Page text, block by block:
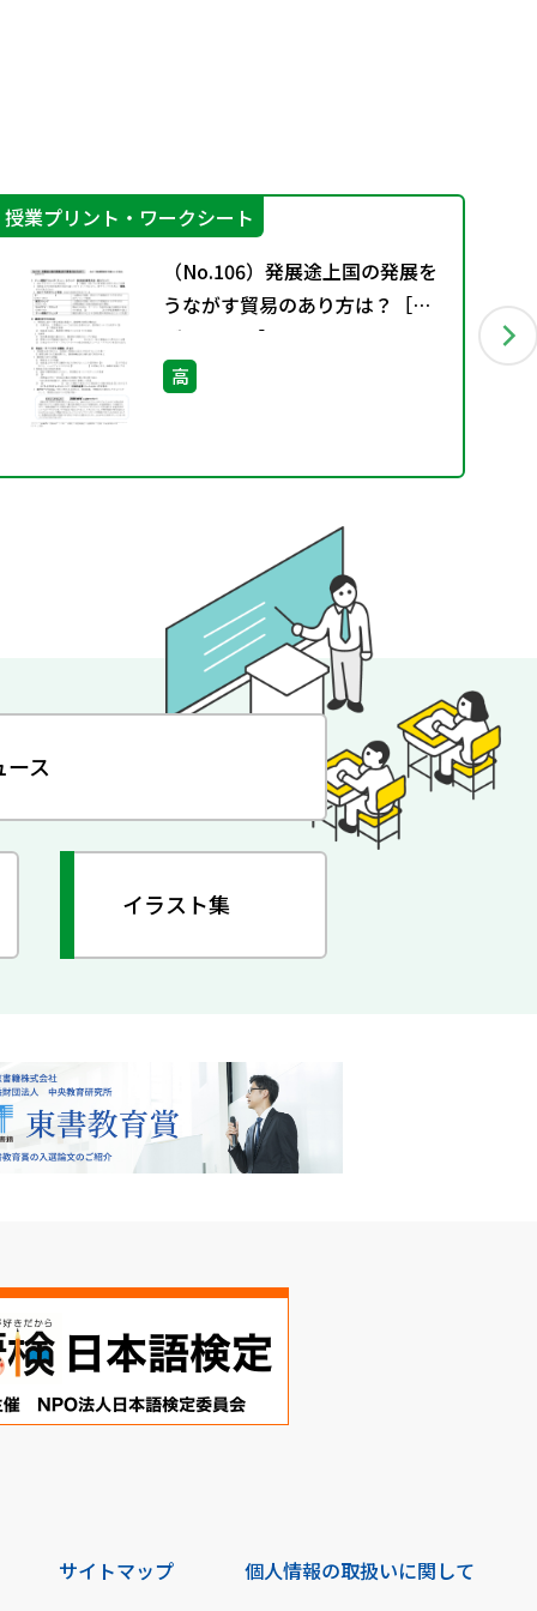
授業プリント・ワークシート
（No.106）発展途上国の発展を
うながす貿易のあり方は？［サ
ブ・ノート］
高
ス
イラスト集
サイトマップ 個人情報の取扱いに関して